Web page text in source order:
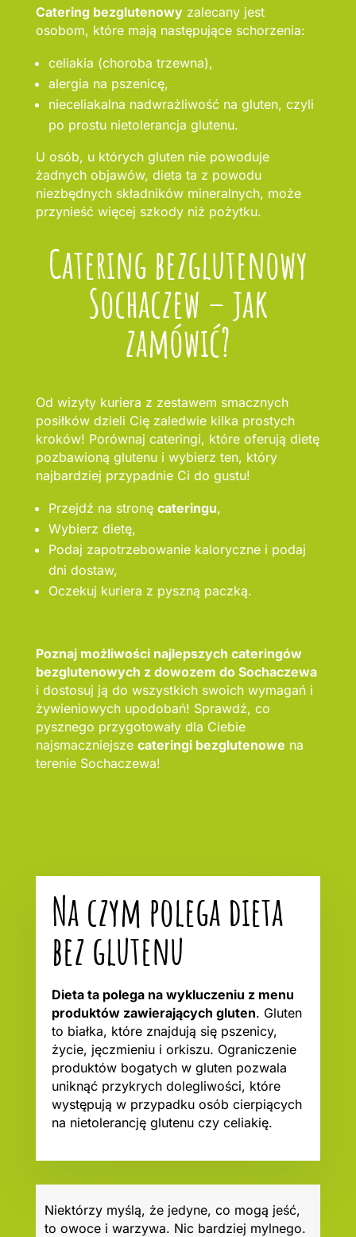
Catering bezglutenowyzalecany jest
osobom, które mają następujące schorzenia:
celiakia (choroba trzewna),
alergia na pszenicę,
nieceliakalna nadwrażliwość na gluten, czyli
po prostu nietolerancja glutenu.
U osób, u których gluten nie powoduje
żadnych objawów, dieta ta z powodu
niezbędnych składników mineralnych, może
przynieść więcej szkody niż pożytku.
Catering bezglutenowy
Sochaczew – jak
zamówić?
Od wizyty kuriera z zestawem smacznych
posiłków dzieli Cię zaledwie kilka prostych
kroków! Porównaj cateringi, które oferują dietę
pozbawioną glutenu i wybierz ten, który
najbardziej przypadnie Ci do gustu!
Przejdź na stronę cateringu,
Wybierz dietę,
Podaj zapotrzebowanie kaloryczne i podaj
dni dostaw,
Oczekuj kuriera z pyszną paczką.
Poznaj możliwości najlepszych cateringów
bezglutenowych z dowozem do Sochaczewa
i dostosuj ją do wszystkich swoich wymagań i
żywieniowych upodobań! Sprawdź, co
pysznego przygotowały dla Ciebie
najsmaczniejsze cateringi bezglutenowe na
terenie Sochaczewa!
Na czym polega dieta
bez glutenu
Dieta ta polega na wykluczeniu z menu
produktów zawierających gluten. Gluten
to białka, które znajdują się pszenicy,
życie, jęczmieniu i orkiszu. Ograniczenie
produktów bogatych w gluten pozwala
uniknąć przykrych dolegliwości, które
występują w przypadku osób cierpiących
na nietolerancję glutenu czy celiakię.
Niektórzy myślą, że jedyne, co mogą jeść,
to owoce i warzywa. Nic bardziej mylnego.